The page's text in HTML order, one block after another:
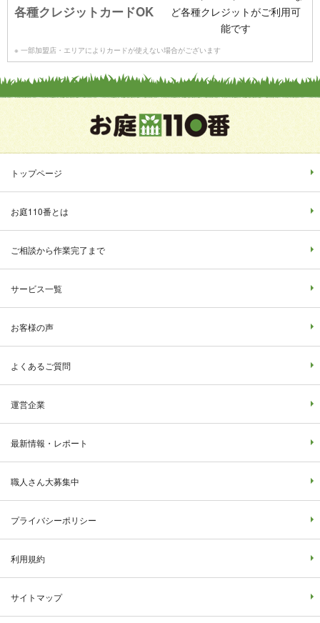
各種クレジットカードOK
※ 一部加盟店・エリアによりカードが使えない場合がございます
トップページ
お庭110番とは
ご相談から作業完了まで
サービス一覧
お客様の声
よくあるご質問
運営企業
最新情報・レポート
職人さん大募集中
プライバシーポリシー
利用規約
サイトマップ